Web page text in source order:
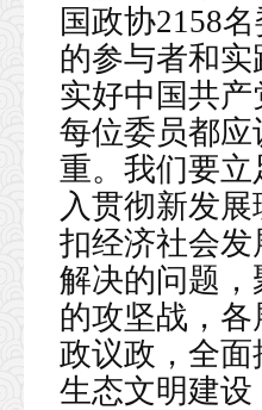
国政协2158
的参与者和
实好中国共
每位委员都
重。我们要
入贯彻新发
扣经济社会
解决的问题
的攻坚战，
政议政，全
生态文明建